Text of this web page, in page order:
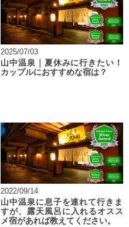
2025/07/03
山中温泉｜夏休みに行きたい！
カップルにおすすめな宿は？
2022/09/14
山中温泉に息子を連れて行きま
すが、露天風呂に入れるオスス
メ宿があれば教えてください。